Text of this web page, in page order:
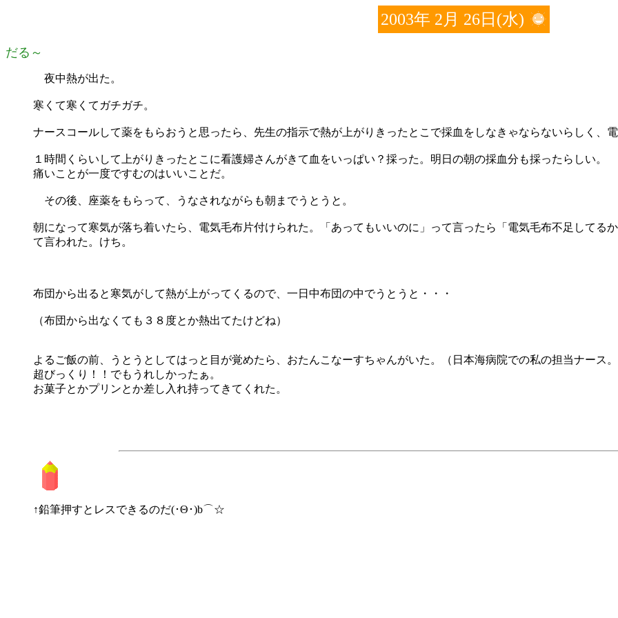
2003年 2月 26日(水)
だる～
夜中熱が出た。
寒くて寒くてガチガチ。
ナースコールして薬をもらおうと思ったら、先生の指示で熱が上がりきったとこで採血をしなきゃならないらしく、
１時間くらいして上がりきったとこに看護婦さんがきて血をいっぱい？採った。明日の朝の採血分も採ったらしい。
痛いことが一度ですむのはいいことだ。
その後、座薬をもらって、うなされながらも朝までうとうと。
朝になって寒気が落ち着いたら、電気毛布片付けられた。「あってもいいのに」って言ったら「電気毛布不足してる
て言われた。けち。
布団から出ると寒気がして熱が上がってくるので、一日中布団の中でうとうと・・・
（布団から出なくても３８度とか熱出てたけどね）
よるご飯の前、うとうとしてはっと目が覚めたら、おたんこなーすちゃんがいた。（日本海病院での私の担当ナース
超びっくり！！でもうれしかったぁ。
お菓子とかプリンとか差し入れ持ってきてくれた。
↑鉛筆押すとレスできるのだ(･Θ･)b⌒☆